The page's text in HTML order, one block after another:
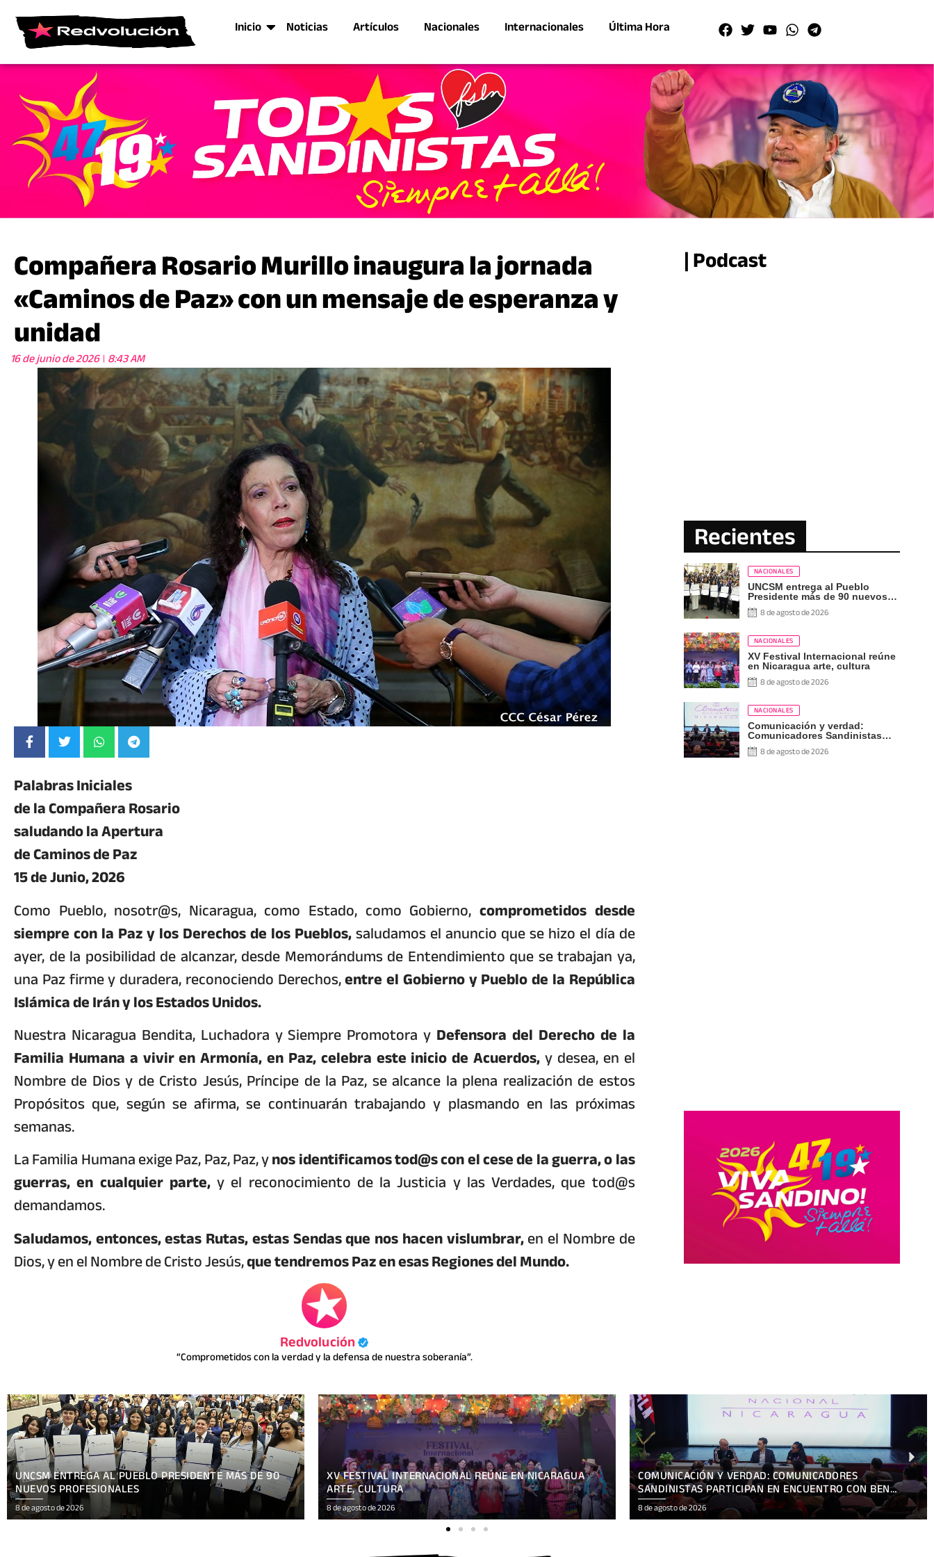
Inicio Noticias Artículos Nacionales Internacionales Última Hora
Compañera Rosario Murillo inaugura la jornada
«Caminos de Paz» con un mensaje de esperanza y
unidad
16 de junio de 2026 8:43 AM
Palabras Iniciales
de la Compañera Rosario
saludando la Apertura
de Caminos de Paz
15 de Junio, 2026
Como Pueblo, nosotr@s, Nicaragua, como Estado, como Gobierno, comprometidos desde
siempre con la Paz y los Derechos de los Pueblos,saludamos el anuncio que se hizo el día de
ayer, de la posibilidad de alcanzar, desde Memorándums de Entendimiento que se trabajan ya,
una Paz firme y duradera, reconociendo Derechos,entre el Gobierno y Pueblo de laRepública
Islámica de Irán y los Estados Unidos.
Nuestra Nicaragua Bendita, Luchadora y Siempre Promotora y Defensora del Derecho de la
Familia Humana a vivir en Armonía, en Paz, celebra este inicio de Acuerdos,y desea, en el
Nombre de Dios y de Cristo Jesús, Príncipe de la Paz, se alcance la plena realización de estos
Propósitos que, según se afirma, se continuarán trabajando y plasmando en las próximas
semanas.
La Familia Humana exige Paz, Paz, Paz, ynos identificamos tod@s con el cese de la guerra, o las
guerras, en cualquier parte,y el reconocimiento de la Justicia y las Verdades, que tod@s
demandamos.
Saludamos, entonces, estas Rutas, estas Sendas que nos hacen vislumbrar,en el Nombre de
Dios, y en el Nombre de Cristo Jesús,que tendremos Paz en esas Regiones del Mundo.
Redvolución
“Comprometidos con la verdad y la defensa de nuestra soberanía”.
| Podcast
Recientes
NACIONALES
UNCSM entrega al Pueblo
Presidente más de 90 nuevos
profesionales
8 de agosto de 2026
NACIONALES
XV Festival Internacional reúne
en Nicaragua arte, cultura
8 de agosto de 2026
NACIONALES
Comunicación y verdad:
Comunicadores Sandinistas
participan en encuentro con
Ben Norton
8 de agosto de 2026
XV FESTIVAL INTERNACIONAL REÚNE EN NICARAGUA
ARTE, CULTURA
8 de agosto de 2026
COMUNICACIÓN Y VERDAD: COMUNICADORES
SANDINISTAS PARTICIPAN EN ENCUENTRO CON BEN
NORTON
8 de agosto de 2026
NICARAGUA SALUDA A SINGAPUR EN EL 61
DE SU INDEPENDENCIA
8 de agosto de 2026